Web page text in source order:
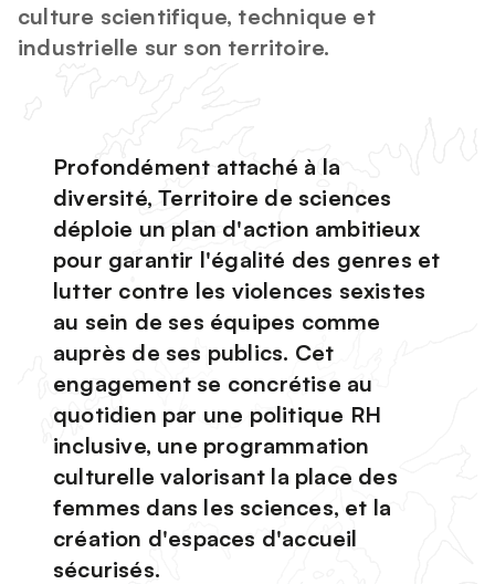
culture scientifique, technique et
industrielle sur son territoire.
Profondément attaché à la
diversité, Territoire de sciences
déploie un plan d'action ambitieux
pour garantir l'égalité des genres et
lutter contre les violences sexistes
au sein de ses équipes comme
auprès de ses publics. Cet
engagement se concrétise au
quotidien par une politique RH
inclusive, une programmation
culturelle valorisant la place des
femmes dans les sciences, et la
création d'espaces d'accueil
sécurisés.